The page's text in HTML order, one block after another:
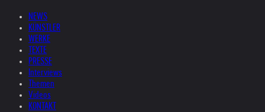
NEWS
KÜNSTLER
WERKE
TEXTE
PRESSE
Interviews
Themen
Videos
KONTAKT